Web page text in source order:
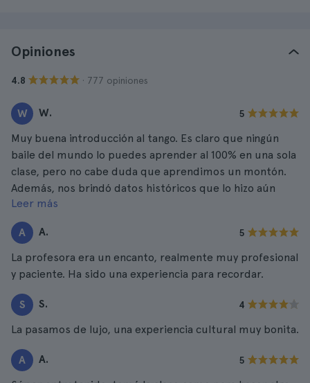
Opiniones
4.8 · 777 opiniones
W W. 5
Muy buena introducción al tango. Es claro que ningún
baile del mundo lo puedes aprender al 100% en una sola
clase, pero no cabe duda que aprendimos un montón.
Además, nos brindó datos históricos que lo hizo aún
más interesante.
Leer más
A A. 5
La profesora era un encanto, realmente muy profesional
y paciente. Ha sido una experiencia para recordar.
S S. 4
La pasamos de lujo, una experiencia cultural muy bonita.
A A. 5